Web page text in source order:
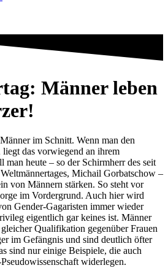
Männer leben
im Schnitt. Wenn man den
das vorwiegend an ihrem
heute – so der Schirmherr des seit
Michail Gorbatschow –
von Männern stärken. So steht vor
im Vordergrund. Auch hier wird
Gender-Gagaristen immer wieder
eigentlich gar keines ist. Männer
Qualifikation gegenüber Frauen
im Gefängnis und sind deutlich öfter
sind nur einige Beispiele, die auch
widerlegen.